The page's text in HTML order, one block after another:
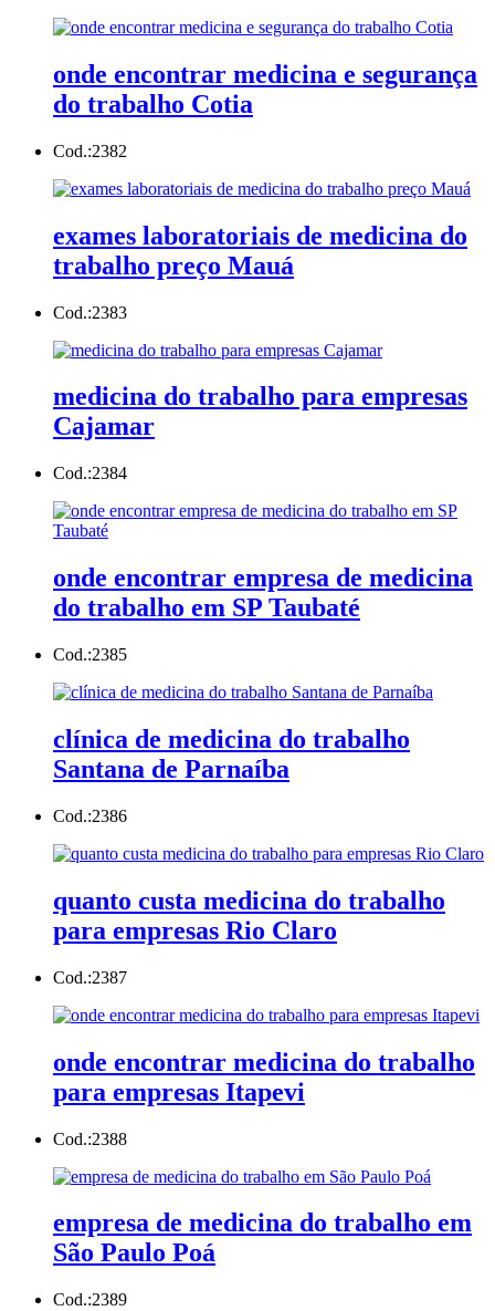
onde encontrar medicina e segurança
do trabalho Cotia
Cod.:2382
exames laboratoriais de medicina do
trabalho preço Mauá
Cod.:2383
medicina do trabalho para empresas
Cajamar
Cod.:2384
onde encontrar empresa de medicina
do trabalho em SP Taubaté
Cod.:2385
clínica de medicina do trabalho
Santana de Parnaíba
Cod.:2386
quanto custa medicina do trabalho
para empresas Rio Claro
Cod.:2387
onde encontrar medicina do trabalho
para empresas Itapevi
Cod.:2388
empresa de medicina do trabalho em
São Paulo Poá
Cod.:2389